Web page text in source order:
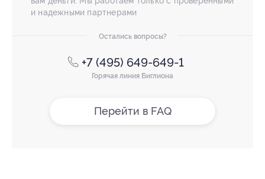
и надежными партнерами
Остались вопросы?
+7 (495) 649-649-1
Горячая линия Биглиона
Перейти в FAQ